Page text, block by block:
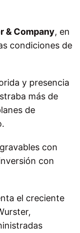
& Company, en
condiciones de
y presencia
más de
de
con
con
el creciente